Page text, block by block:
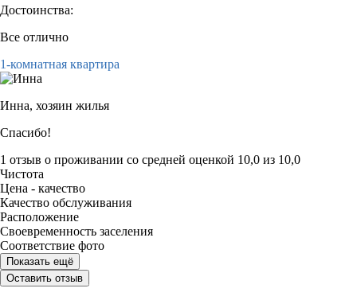
Достоинства:
Все отлично
1-комнатная квартира
Инна, хозяин жилья
Спасибо!
1 отзыв о проживании со средней оценкой 10,0 из 10,0
Чистота
Цена - качество
Качество обслуживания
Расположение
Своевременность заселения
Соответствие фото
Показать ещё
Оставить отзыв